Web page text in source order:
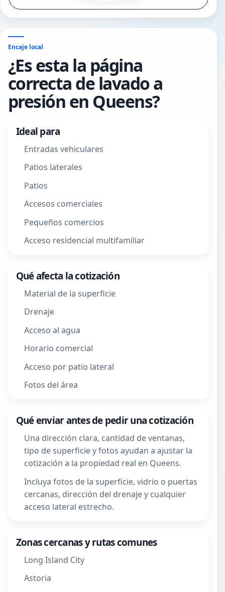
Encaje local
¿Es esta la página
correcta de lavado a
presión en Queens?
Ideal para
Entradas vehiculares
Patios laterales
Patios
Accesos comerciales
Pequeños comercios
Acceso residencial multifamiliar
Qué afecta la cotización
Material de la superficie
Drenaje
Acceso al agua
Horario comercial
Acceso por patio lateral
Fotos del área
Qué enviar antes de pedir una cotización
Una dirección clara, cantidad de ventanas,
tipo de superficie y fotos ayudan a ajustar la
cotización a la propiedad real en Queens.
Incluya fotos de la superficie, vidrio o puertas
cercanas, dirección del drenaje y cualquier
acceso lateral estrecho.
Zonas cercanas y rutas comunes
Long Island City
Astoria